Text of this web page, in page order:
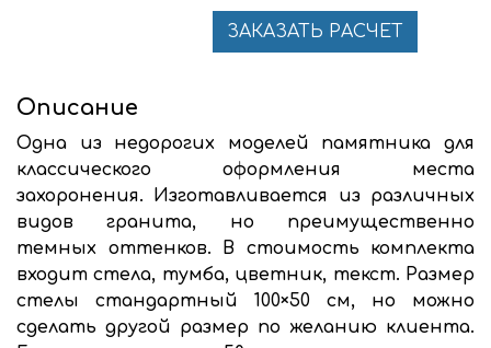
ЗАКАЗАТЬ РАСЧЕТ
Описание
Одна из недорогих моделей памятника для
классического оформления места
захоронения. Изготавливается из различных
видов гранита, но преимущественно
темных оттенков. В стоимость комплекта
входит стела, тумба, цветник, текст. Размер
стелы стандартный 100×50 см, но можно
сделать другой размер по желанию клиента.